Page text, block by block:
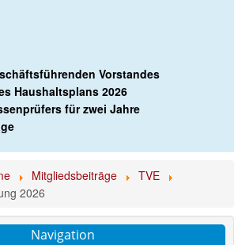
Vorstandes
Haushaltsplans 2026
für zwei Jahre
Mitgliedsbeiträge
TVE
2026
Navigation